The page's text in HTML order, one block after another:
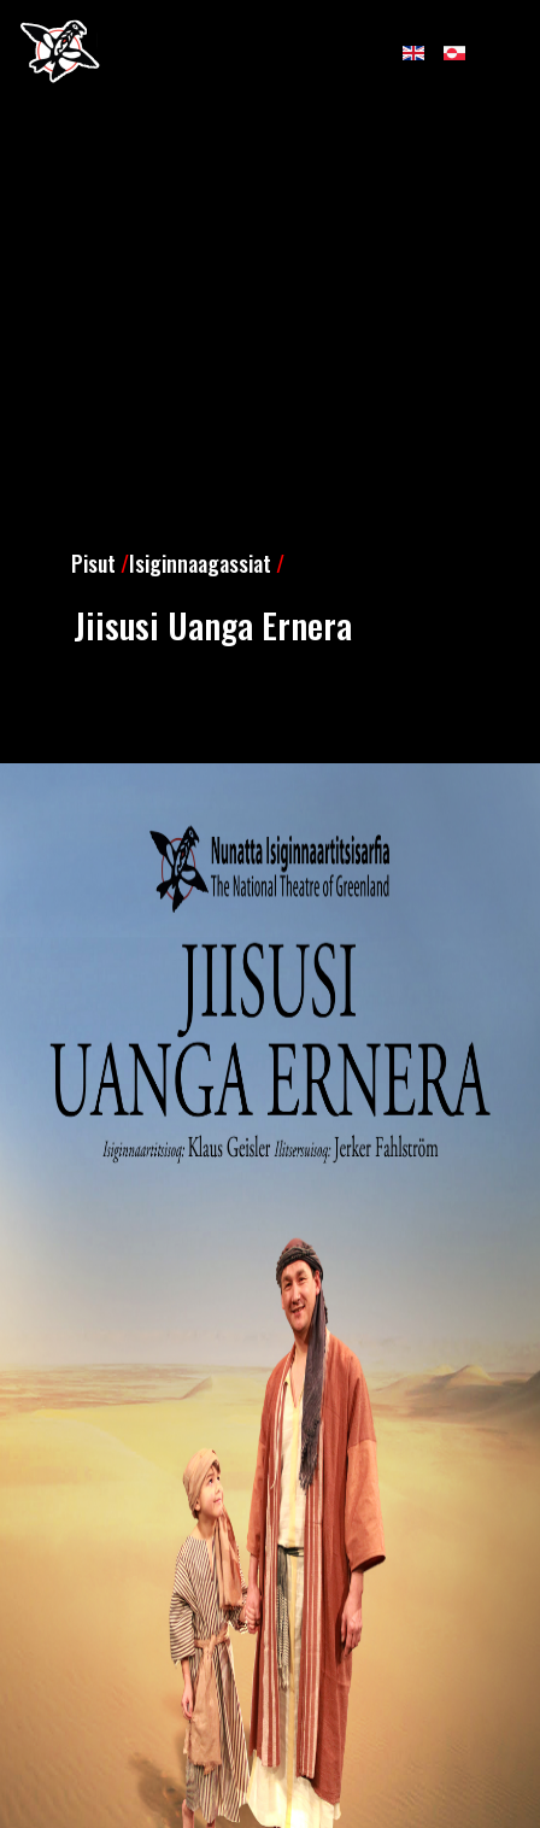
Pisut /Isiginnaagassiat /
Jiisusi Uanga Ernera